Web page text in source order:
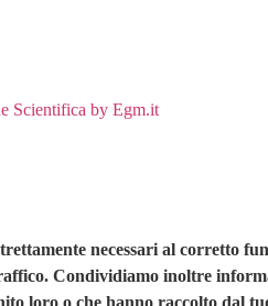
Scientifica by Egm.it
necessari al corretto
Condividiamo inoltre
loro o che hanno raccolto dal